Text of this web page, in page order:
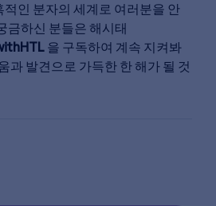
인 분자의 세계로 여러분을 안
금하신 분들은 해시태
을 구독하여 계속 지켜봐
과 발견으로 가득한 한 해가 될 것